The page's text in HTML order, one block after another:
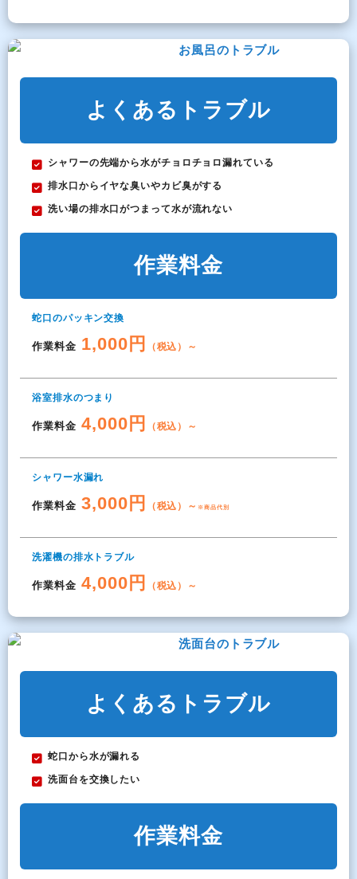
お風呂のトラブル
よくあるトラブル
シャワーの先端から水がチョロチョロ漏れている
排水口からイヤな臭いやカビ臭がする
洗い場の排水口がつまって水が流れない
作業料金
蛇口のパッキン交換
作業料金 1,000円 （税込）～
浴室排水のつまり
作業料金 4,000円 （税込）～
シャワー水漏れ
作業料金 3,000円 （税込）～ ※商品代別
洗濯機の排水トラブル
作業料金 4,000円 （税込）～
洗面台のトラブル
よくあるトラブル
蛇口から水が漏れる
洗面台を交換したい
作業料金